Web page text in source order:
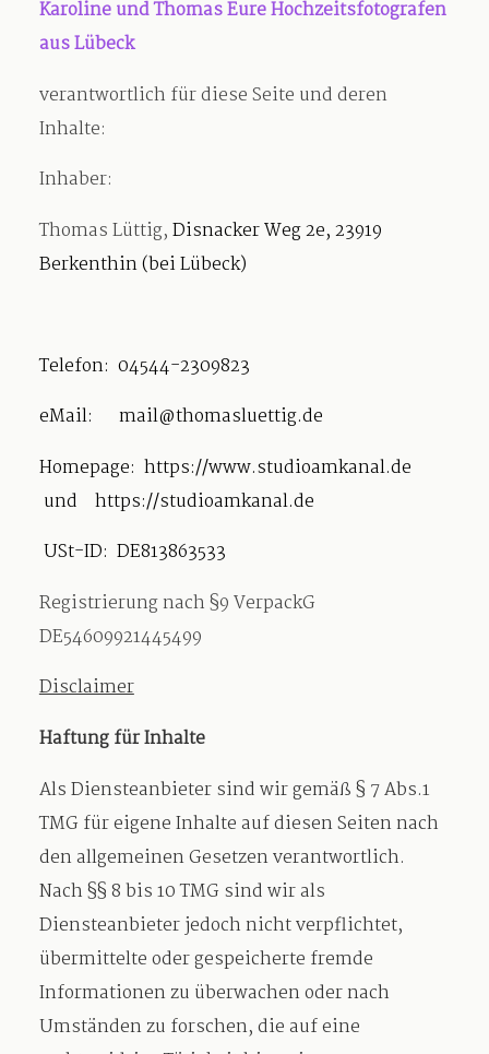
Karoline und Thomas Eure Hochzeitsfotografen
aus Lübeck
verantwortlich für diese Seite und deren
Inhalte:
Inhaber:
Thomas Lüttig,Disnacker Weg 2e, 23919
Berkenthin (bei Lübeck)
Telefon: 04544-2309823
eMail: mail@thomasluettig.de
Homepage: https://www.studioamkanal.de
und https://studioamkanal.de
USt-ID: DE813863533
Registrierung nach §9 VerpackG
DE54609921445499
Disclaimer
Haftung für Inhalte
Als Diensteanbieter sind wir gemäß § 7 Abs.1
TMG für eigene Inhalte auf diesen Seiten nach
den allgemeinen Gesetzen verantwortlich.
Nach §§ 8 bis 10 TMG sind wir als
Diensteanbieter jedoch nicht verpflichtet,
übermittelte oder gespeicherte fremde
Informationen zu überwachen oder nach
Umständen zu forschen, die auf eine